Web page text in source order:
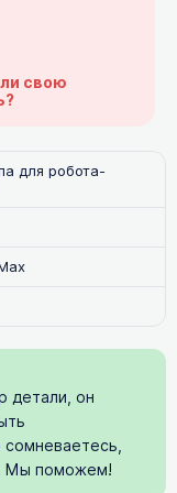
свою
для робота-
детали, он
Мы поможем!